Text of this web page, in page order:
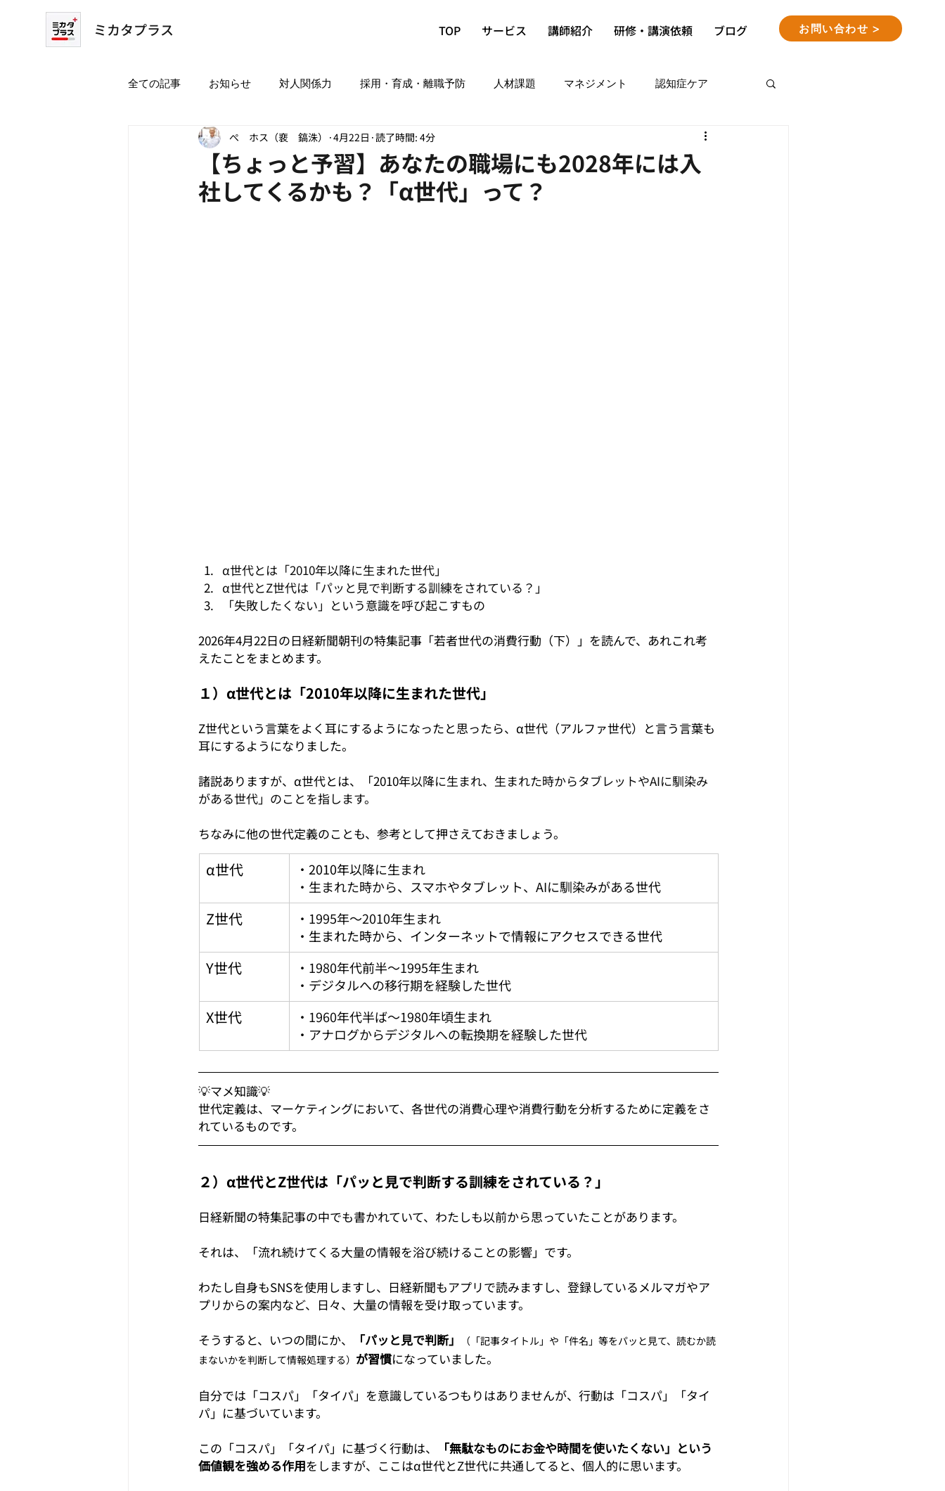
ミカタプラス TOP サービス 講師紹介 研修・講演依頼 ブログ お問い合わせ >
全ての記事 お知らせ 対人関係力 採用・育成・離職予防 人材課題 マネジメント 認知症ケア
【ちょっと予習】あなたの職場にも2028年には入
社してくるかも？「α世代」って？
ぺ ホス（裵 鎬洙） 4月22日 読了時間: 4分
α世代とは「2010年以降に生まれた世代」
α世代とZ世代は「パッと見で判断する訓練をされている？」
「失敗したくない」という意識を呼び起こすもの
2026年4月22日の日経新聞朝刊の特集記事「若者世代の消費行動（下）」を読んで、あれこれ考
えたことをまとめます。
１）α世代とは「2010年以降に生まれた世代」
Z世代という言葉をよく耳にするようになったと思ったら、α世代（アルファ世代）と言う言葉も
耳にするようになりました。
諸説ありますが、α世代とは、「2010年以降に生まれ、生まれた時からタブレットやAIに馴染み
がある世代」のことを指します。
ちなみに他の世代定義のことも、参考として押さえておきましょう。
α世代 ・2010年以降に生まれ
・生まれた時から、スマホやタブレット、AIに馴染みがある世代
Z世代
・1995年〜2010年生まれ
・生まれた時から、インターネットで情報にアクセスできる世代
Y世代 ・ 1980年代前半〜1995年生まれ
・デジタルへの移行期を経験した世代
X世代 ・ 1960年代半ば〜1980年頃生まれ
・ アナログからデジタルへの転換期を経験した世代
💡マメ知識💡
世代定義は、マーケティングにおいて、各世代の消費心理や消費行動を分析するために定義をさ
れているものです。
２）α世代とZ世代は「パッと見で判断する訓練をされている？」
日経新聞の特集記事の中でも書かれていて、わたしも以前から思っていたことがあります。
それは、「流れ続けてくる大量の情報を浴び続けることの影響」です。
わたし自身もSNSを使用しますし、日経新聞もアプリで読みますし、登録しているメルマガやア
プリからの案内など、日々、大量の情報を受け取っています。
そうすると、いつの間にか、
「パッと見で判断」
（「記事タイトル」や「件名」等をパッと見て、読むか読
まないかを判断して情報処理する） が習慣になっていました。
自分では「コスパ」「タイパ」を意識しているつもりはありませんが、行動は「コスパ」「タイ
パ」に基づいています。
この「コスパ」「タイパ」に基づく行動は、
「無駄なものにお金や時間を使いたくない」という
価値観を強める作用をしますが、ここはα世代とZ世代に共通してると、個人的に思います。